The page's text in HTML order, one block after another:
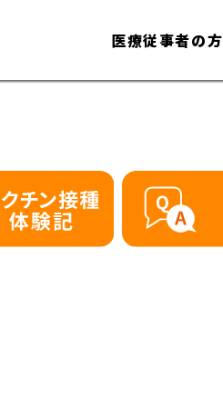
医療従事者の方